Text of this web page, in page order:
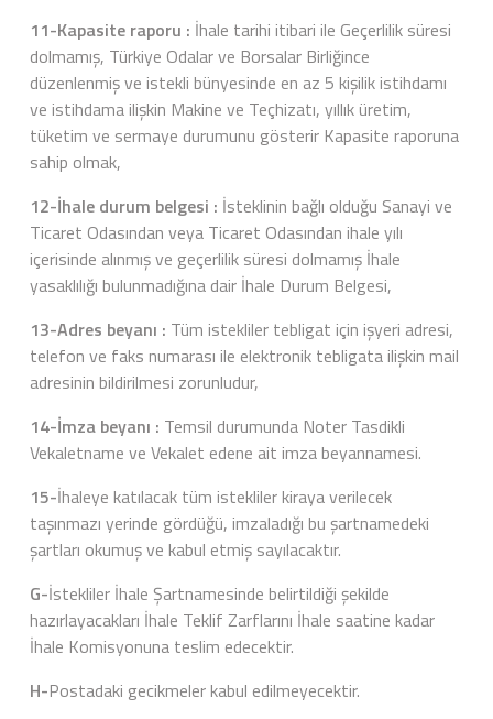
11-Kapasite raporu : İhale tarihi itibari ile Geçerlilik süresi
dolmamış, Türkiye Odalar ve Borsalar Birliğince
düzenlenmiş ve istekli bünyesinde en az 5 kişilik istihdamı
ve istihdama ilişkin Makine ve Teçhizatı, yıllık üretim,
tüketim ve sermaye durumunu gösterir Kapasite raporuna
sahip olmak,
12-İhale durum belgesi : İsteklinin bağlı olduğu Sanayi ve
Ticaret Odasından veya Ticaret Odasından ihale yılı
içerisinde alınmış ve geçerlilik süresi dolmamış İhale
yasaklılığı bulunmadığına dair İhale Durum Belgesi,
13-Adres beyanı : Tüm istekliler tebligat için işyeri adresi,
telefon ve faks numarası ile elektronik tebligata ilişkin mail
adresinin bildirilmesi zorunludur,
14-İmza beyanı : Temsil durumunda Noter Tasdikli
Vekaletname ve Vekalet edene ait imza beyannamesi.
15-İhaleye katılacak tüm istekliler kiraya verilecek
taşınmazı yerinde gördüğü, imzaladığı bu şartnamedeki
şartları okumuş ve kabul etmiş sayılacaktır.
G-İstekliler İhale Şartnamesinde belirtildiği şekilde
hazırlayacakları İhale Teklif Zarflarını İhale saatine kadar
İhale Komisyonuna teslim edecektir.
H-Postadaki gecikmeler kabul edilmeyecektir.